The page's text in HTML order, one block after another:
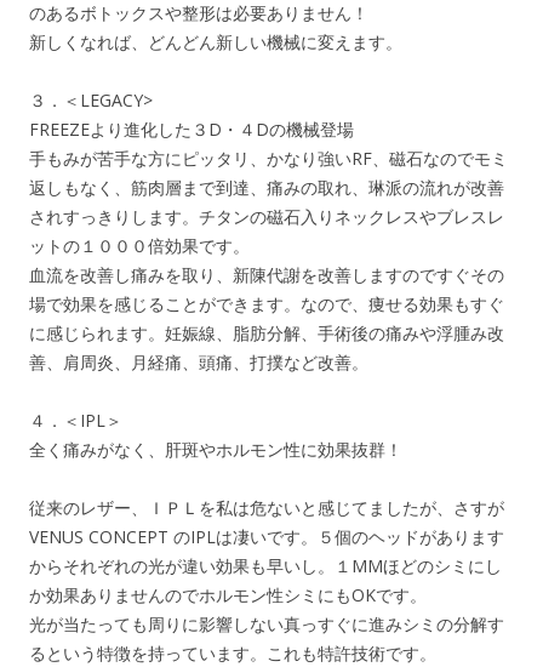
のあるボトックスや整形は必要ありません！
新しくなれば、どんどん新しい機械に変えます。
３．＜LEGACY>
FREEZEより進化した３D・４Dの機械登場
手もみが苦手な方にピッタリ、かなり強いRF、磁石なのでモミ
返しもなく、筋肉層まで到達、痛みの取れ、琳派の流れが改善
されすっきりします。チタンの磁石入りネックレスやブレスレ
ットの１０００倍効果です。
血流を改善し痛みを取り、新陳代謝を改善しますのですぐその
場で効果を感じることができます。なので、痩せる効果もすぐ
に感じられます。妊娠線、脂肪分解、手術後の痛みや浮腫み改
善、肩周炎、月経痛、頭痛、打撲など改善。
４．＜IPL＞
全く痛みがなく、肝斑やホルモン性に効果抜群！
従来のレザー、ＩＰＬを私は危ないと感じてましたが、さすが
VENUS CONCEPT のIPLは凄いです。５個のヘッドがあります
からそれぞれの光が違い効果も早いし。１MMほどのシミにし
か効果ありませんのでホルモン性シミにもOKです。
光が当たっても周りに影響しない真っすぐに進みシミの分解す
るという特徴を持っています。これも特許技術です。